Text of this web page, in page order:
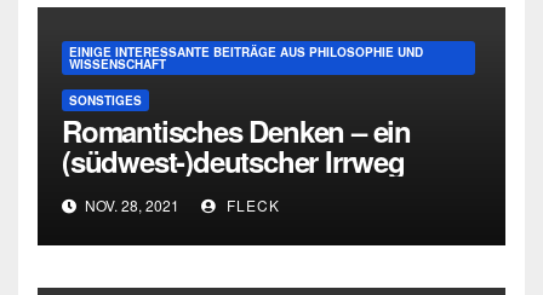
EINIGE INTERESSANTE BEITRÄGE AUS PHILOSOPHIE UND
WISSENSCHAFT
SONSTIGES
Romantisches Denken – ein
(südwest-)deutscher Irrweg
NOV. 28, 2021 FLECK